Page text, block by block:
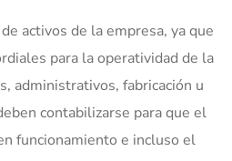
activos de la empresa, ya que
para la operatividad de la
administrativos, fabricación u
contabilizarse para que el
funcionamiento e incluso el